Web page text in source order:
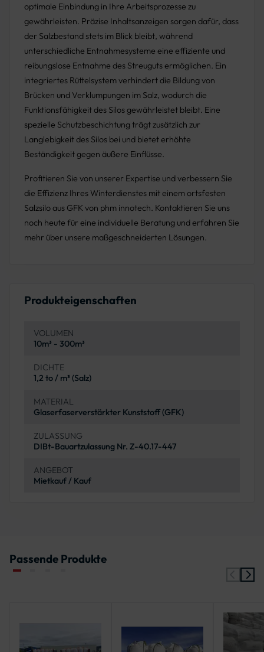
optimale Einbindung in Ihre Arbeitsprozesse zu
gewährleisten. Präzise Inhaltsanzeigen sorgen dafür, dass
der Salzbestand stets im Blick bleibt, während
unterschiedliche Entnahmesysteme eine effiziente und
reibungslose Entnahme des Streuguts ermöglichen. Ein
integriertes Rüttelsystem verhindert die Bildung von
Brücken und Verklumpungen im Salz, wodurch die
Funktionsfähigkeit des Silos gewährleistet bleibt. Eine
spezielle Schutzbeschichtung trägt zusätzlich zur
Langlebigkeit des Silos bei und bietet erhöhte
Beständigkeit gegen äußere Einflüsse.
Profitieren Sie von unserer Expertise und verbessern Sie
die Effizienz Ihres Winterdienstes mit einem ortsfesten
Salzsilo aus GFK von phm innotech. Kontaktieren Sie uns
noch heute für eine individuelle Beratung und erfahren Sie
mehr über unsere maßgeschneiderten Lösungen.
Produkteigenschaften
VOLUMEN
10m³ - 300m³
DICHTE
1,2 to / m³ (Salz)
MATERIAL
Glaserfaserverstärkter Kunststoff (GFK)
ZULASSUNG
DIBt-Bauartzulassung Nr. Z-40.17-447
ANGEBOT
Mietkauf / Kauf
Passende Produkte